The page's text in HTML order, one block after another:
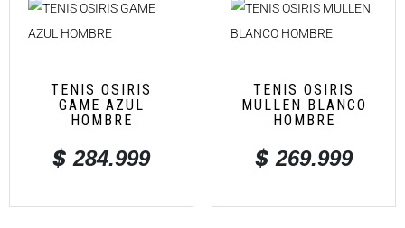
TENIS OSIRIS
GAME AZUL
HOMBRE
$ 284.999
TENIS OSIRIS
MULLEN BLANCO
HOMBRE
$ 269.999